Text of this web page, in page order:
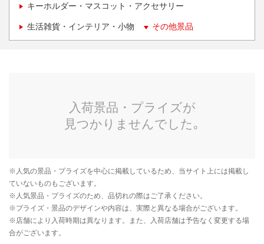
キーホルダー・マスコット・アクセサリー
生活雑貨・インテリア・小物 その他景品